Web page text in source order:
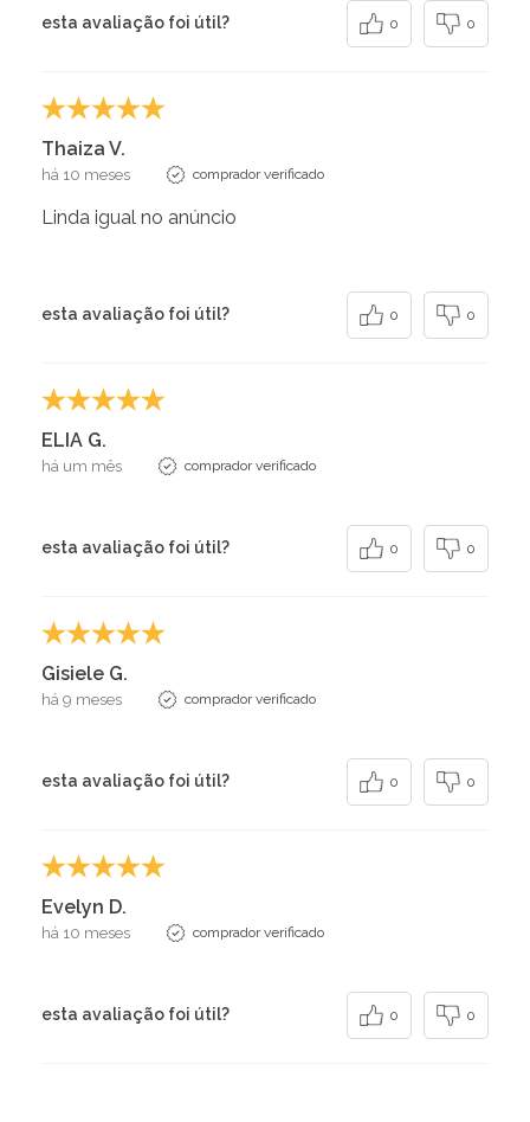
esta avaliação foi útil? 0 0
Thaiza V.
há 10 meses comprador verificado
Linda igual no anúncio
esta avaliação foi útil? 0 0
ELIA G.
há um mês comprador verificado
esta avaliação foi útil? 0 0
Gisiele G.
há 9 meses comprador verificado
esta avaliação foi útil? 0 0
Evelyn D.
há 10 meses comprador verificado
esta avaliação foi útil? 0 0